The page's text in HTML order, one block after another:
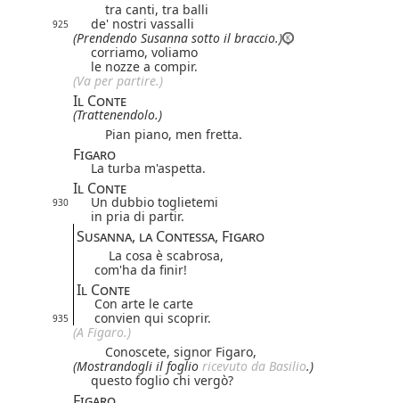
tra canti, tra balli
925
de' nostri vassalli
(Prendendo Susanna sotto il braccio.)
corriamo, voliamo
le nozze a compir.
(Va per partire.)
Il Conte
(Trattenendolo.)
Pian piano, men fretta.
Figaro
La turba m'aspetta.
Il Conte
930
Un dubbio toglietemi
in pria di partir.
Susanna, la Contessa, Figaro
La cosa è scabrosa,
com'ha da finir!
Il Conte
Con arte le carte
935
convien qui scoprir.
(A Figaro.)
Conoscete, signor Figaro,
(Mostrandogli il foglio ricevuto da Basilio.)
questo foglio chi vergò?